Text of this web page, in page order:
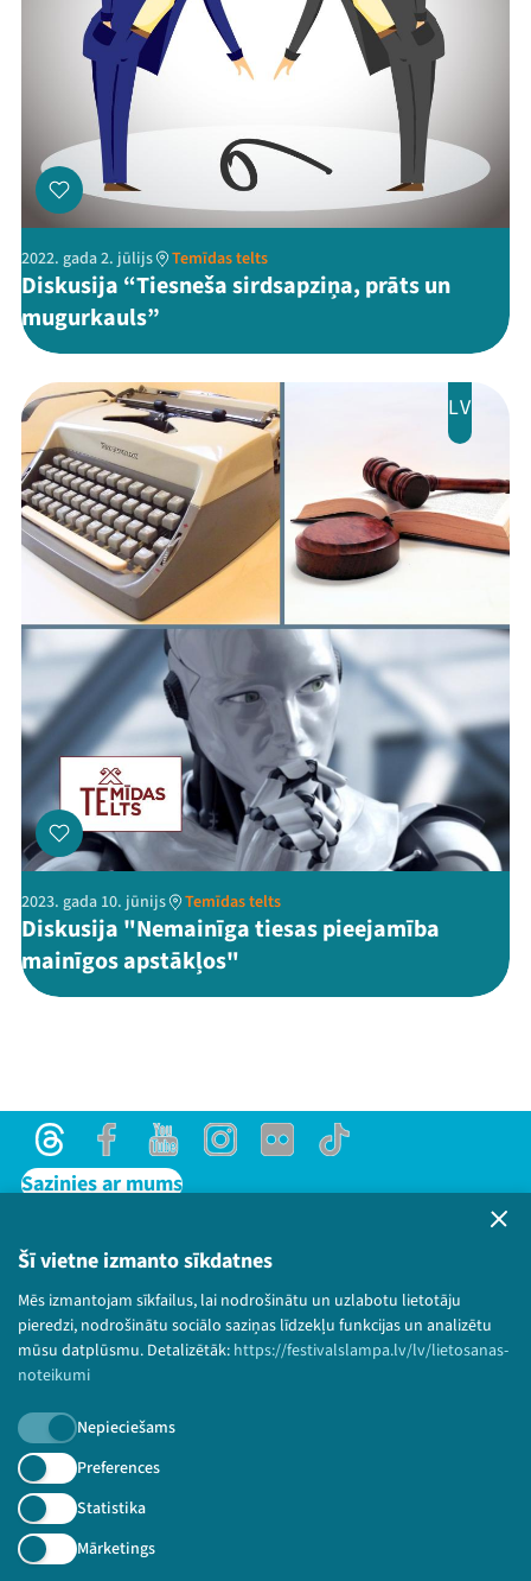
Šī vietne izmanto sīkdatnes
Mēs izmantojam sīkfailus, lai nodrošinātu un uzlabotu lietotāju
pieredzi, nodrošinātu sociālo saziņas līdzekļu funkcijas un analizētu
mūsu datplūsmu. Detalizētāk: https://festivalslampa.lv/lv/lietosanas-
noteikumi
Nepieciešams
Preferences
Statistika
Mārketings
2022. gada 2. jūlijs Temīdas telts
Diskusija “Tiesneša sirdsapziņa, prāts un
mugurkauls”
LV
2023. gada 10. jūnijs Temīdas telts
Diskusija "Nemainīga tiesas pieejamība
mainīgos apstākļos"
ThreadsFacebookYoutubeInstagram
Flick TikTok
Sazinies ar mums
Lietošanas noteikumi un sīkdatņu politika
Bērnu aizsardzības politika
© 2026 Sarunu festivāls LAMPA Visas tiesības
paturētas.
Piesakies jaunumiem!
Nepalaid garām aktuālāko informāciju!